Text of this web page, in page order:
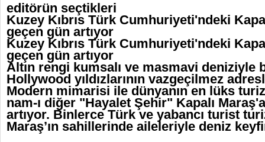
editörün seçtikleri
Kuzey Kıbrıs Türk Cumhuriyeti'ndeki
geçen gün artıyor
Kuzey Kıbrıs Türk Cumhuriyeti'ndeki
geçen gün artıyor
Altın rengi kumsalı ve masmavi deniziyle
Hollywood yıldızlarının vazgeçilmez
Modern mimarisi ile dünyanın en lüks
nam-ı diğer "Hayalet Şehir" Kapalı
artıyor. Binlerce Türk ve yabancı turist
Maraş’ın sahillerinde aileleriyle deniz